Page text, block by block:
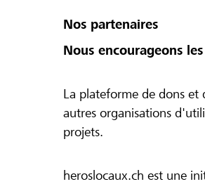
Nos partenaires
Nous encourageons
La plateforme de dons et
autres organisations
projets.
heroslocaux.ch est une